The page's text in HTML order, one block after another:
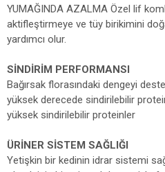
YUMAĞINDA AZALMA Özel lif
aktifleştirmeye ve tüy birikimini
yardımcı olur.
SİNDİRİM PERFORMANSI
Bağırsak florasındaki dengeyi
yüksek derecede sindirilebilir
yüksek sindirilebilir proteinler
ÜRİNER SİSTEM SAĞLIĞI
Yetişkin bir kedinin idrar sistemi